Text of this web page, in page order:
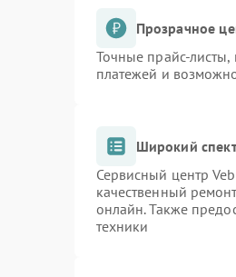
Прозрачное
Точные прайс-листы,
платежей и
Широкий
Сервисный центр
качественный
онлайн. Также
техники